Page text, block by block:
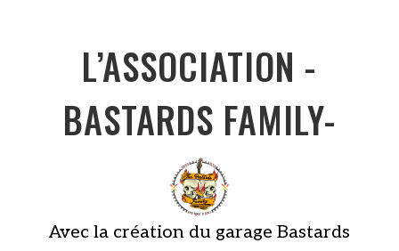
L’ASSOCIATION -
BASTARDS FAMILY-
Avec la création du garage Bastards